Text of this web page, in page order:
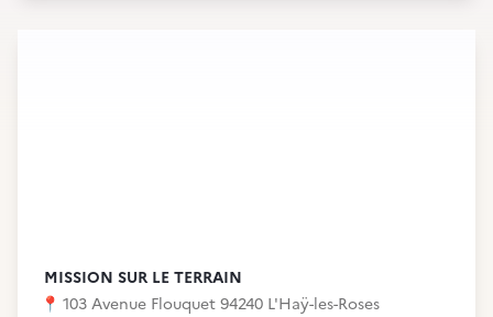
MISSION SUR LE TERRAIN
📍 103 Avenue Flouquet 94240 L'Haÿ-les-Roses